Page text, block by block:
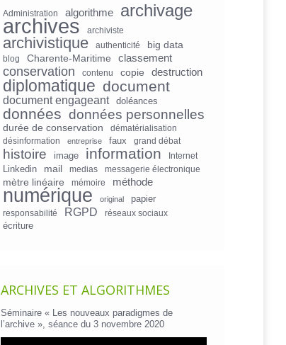
Administration algorithme archivage
archives archiviste
archivistique authenticité big data
blog Charente-Maritime classement
conservation contenu copie destruction
diplomatique document
document engageant doléances
données données personnelles
durée de conservation
dématérialisation
désinformation
entreprise faux grand débat
histoire image information Internet
Linkedin mail medias messagerie électronique
mètre linéaire mémoire méthode
numérique original papier
responsabilité RGPD réseaux sociaux
écriture
ARCHIVES ET ALGORITHMES
Séminaire « Les nouveaux paradigmes de
l’archive », séance du 3 novembre 2020